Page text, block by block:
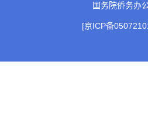
国务院侨务
[京ICP备